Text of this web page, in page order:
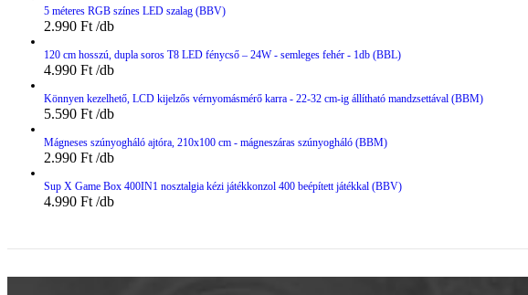
5 méteres RGB színes LED szalag (BBV)
2.990 Ft
120 cm hosszú, dupla soros T8 LED fénycső – 24W - semleges fehér - 1db (BBL)
4.990 Ft
Könnyen kezelhető, LCD kijelzős vérnyomásmérő karra - 22-32 cm-ig állítható mandzsettával (BBM)
5.590 Ft
Mágneses szúnyogháló ajtóra, 210x100 cm - mágneszáras szúnyogháló (BBM)
2.990 Ft
Sup X Game Box 400IN1 nosztalgia kézi játékkonzol 400 beépített játékkal (BBV)
4.990 Ft